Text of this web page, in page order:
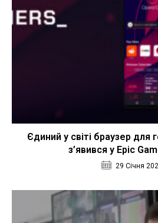
Єдиний у світі браузер для
з’явився у Epic
29 Січня